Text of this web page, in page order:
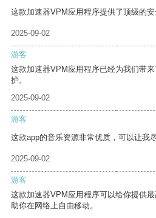
这款加速器VPM应用程序提供了顶级的安
2025-09-02
游客
这款加速器VPM应用程序已经为我们带
护。
2025-09-02
游客
这款app的音乐资源非常优质，可以让我
2025-09-02
游客
这款加速器VPM应用程序可以给你提供
助你在网络上自由移动。